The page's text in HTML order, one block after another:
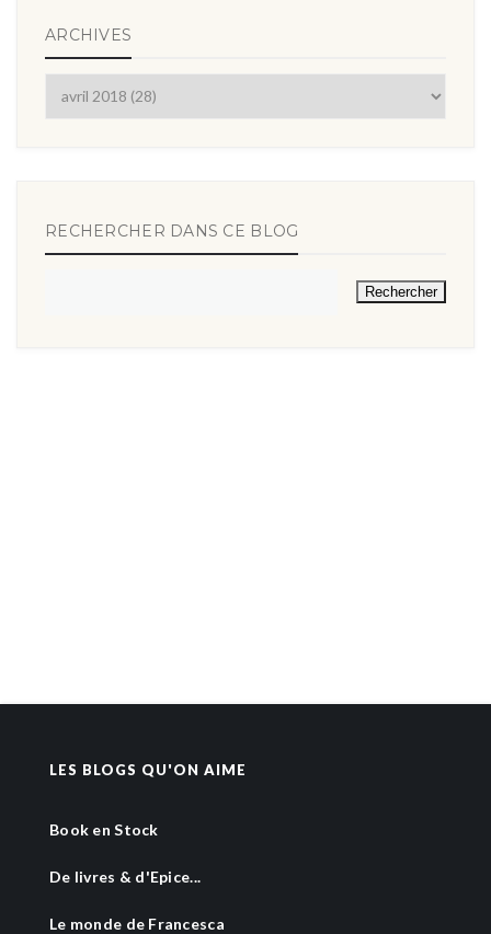
ARCHIVES
RECHERCHER DANS CE BLOG
LES BLOGS QU'ON AIME
Book en Stock
De livres & d'Epice...
Le monde de Francesca